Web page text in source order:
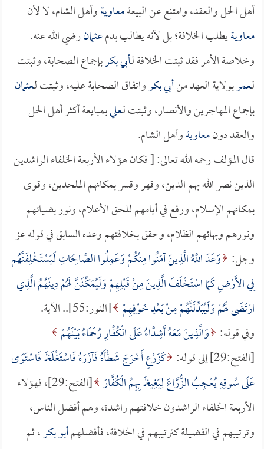
أهل الحل والعقد، وامتنع عن البيعةمعاويةوأهل الشام، لا لأن
معاويةيطلب الخلافة؛ بل لأنه يطالب بدمعثمانرضي الله عنه.
وخلاصة الأمر فقد ثبتت الخلافة لـأبي بكربإجماع الصحابة، وثبتت
لـعمربولاية العهد منأبي بكرواتفاق الصحابة عليه، وثبتت لـعثمان
بإجماع المهاجرين والأنصار، وثبتت لـعليبمبايعة أكثر أهل الحل
والعقد دونمعاويةوأهل الشام.
قال المؤلف رحمه الله تعالى: [ فكان هؤلاء الأربعة الخلفاء الراشدين
الذين نصر الله بهم الدين، وقهر وقسر بمكانهم الملحدين، وقوى
بمكانهم الإسلام، ورفع في أيامهم للحق الأعلام، ونور بضيائهم
ونورهم وبهائهم الظلام، وحقق بخلافتهم وعده السابق في قوله عز
وجل: وَعَدَ اللَّهُ الَّذِينَ آمَنُوا مِنْكُمْ وَعَمِلُوا الصَّالِحَاتِ لَيَسْتَخْلِفَنَّهُم
فِي الأَرْضِ كَمَا اسْتَخْلَفَ الَّذِينَ مِنْ قَبْلِهِمْ وَلَيُمَكِّنَنَّ لَهُمْ دِينَهُمُ الَّذِي
ارْتَضَى لَهُمْ وَلَيُبَدِّلَنَّهُمْ مِنْ بَعْدِ خَوْفِهِمْ [النور:55].. الآية.
وفي قوله: وَالَّذِينَ مَعَهُ أَشِدَّاءُ عَلَى الْكُفَّارِ رُحَمَاءُ بَيْنَهُمْ
[الفتح:29] إلى قوله:
كَزَرْعٍ أَخْرَجَ شَطْأَهُ فَآزَرَهُ فَاسْتَغْلَظَ فَاسْتَوَى
عَلَى سُوقِهِ يُعْجِبُ الزُّرَّاعَ لِيَغِيظَ بِهِمُ الْكُفَّارَ
[الفتح:29]، فهؤلاء
الأربعة الخلفاء الراشدون خلافتهم راشدة، وهم أفضل الناس،
وترتيبهم في الفضيلة كترتيبهم في الخلافة، فأفضلهمأبو بكر، ثم